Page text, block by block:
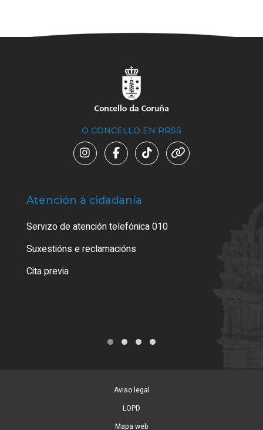
O CONCELLO EN RRSS
Atención á cidadanía
Servizo de atención telefónica 010
Suxestións e reclamacións
Cita previa
Aviso legal
LOPD
Mapa web